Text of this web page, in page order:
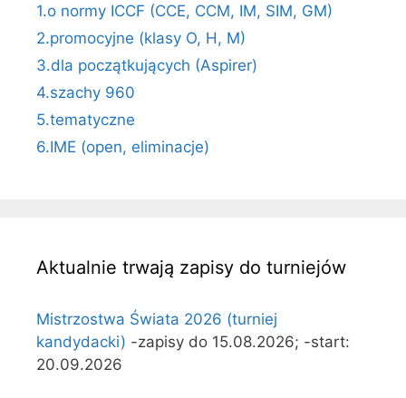
1.o normy ICCF (CCE, CCM, IM, SIM, GM)
2.promocyjne (klasy O, H, M)
3.dla początkujących (Aspirer)
4.szachy 960
5.tematyczne
6.IME (open, eliminacje)
Aktualnie trwają zapisy do turniejów
Mistrzostwa Świata 2026 (turniej
kandydacki) -zapisy do 15.08.2026; -start:
20.09.2026